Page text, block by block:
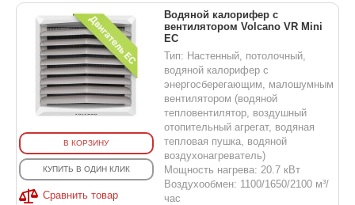
В КОРЗИНУ
КУПИТЬ В ОДИН КЛИК
Сравнить товар
Водяной калорифер с
вентилятором Volcano VR Mini
EC
Тип: Настенный, потолочный,
водяной калорифер с
энергосберегающим, малошумным
вентилятором (водяной
тепловентилятор, воздушный
отопительный агрегат, водяная
тепловая пушка, водяной
воздухонагреватель)
Мощность нагрева: 20.7 кВт
Воздухообмен: 1100/1650/2100 м³/
час